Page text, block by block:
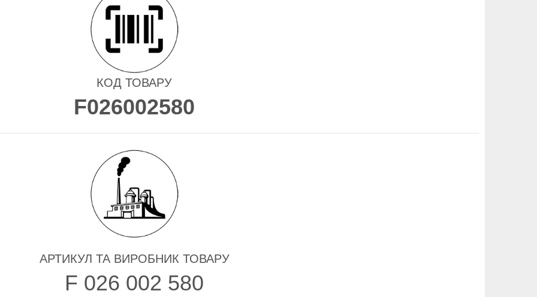
КОД ТОВАРУ
F026002580
АРТИКУЛ ТА ВИРОБНИК ТОВАРУ
F 026 002 580